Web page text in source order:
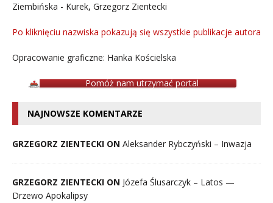
Ziembińska - Kurek, Grzegorz Zientecki
Po kliknięciu nazwiska pokazują się wszystkie publikacje autora
Opracowanie graficzne: Hanka Kościelska
Pomóż nam utrzymać portal
NAJNOWSZE KOMENTARZE
GRZEGORZ ZIENTECKI ON Aleksander Rybczyński – Inwazja
GRZEGORZ ZIENTECKI ON Józefa Ślusarczyk – Latos —
Drzewo Apokalipsy